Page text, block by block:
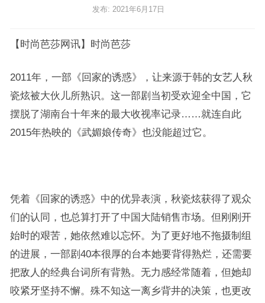
发布: 2021年6月17日
【时尚芭莎网讯】时尚芭莎
2011年，一部《回家的诱惑》，让来源于韩的女艺人秋
瓷炫被大伙儿所熟识。这一部剧当初受欢迎全中国，它
摆脱了湖南台十年来的最大收视率记录……就连自此
2015年热映的《武媚娘传奇》也没能超过它。
凭着《回家的诱惑》中的优异表演，秋瓷炫获得了观众
们的认同，也总算打开了中国大陆销售市场。但刚刚开
始时的艰苦，她依然难以忘怀。为了更好地不拖摄制组
的进展，一部剧40本很厚的台本她要背得熟烂，还需要
把敌人的经典台词所有背熟。无力感经常随着，但她却
咬紧牙坚持不懈。殊不知这一离乡背井的决策，也更改